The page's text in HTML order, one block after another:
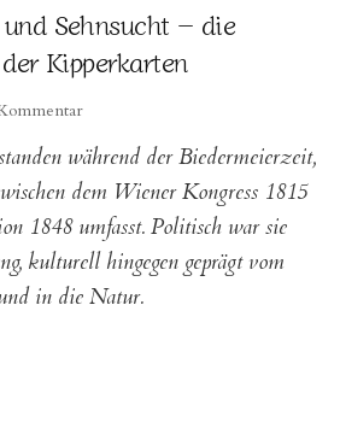
Sehnsucht – die
Kipperkarten
zu
Salon
und
Sehnsucht
–
die
verborgene
während der Biedermeierzeit,
dem Wiener Kongress 1815
1848 umfasst. Politisch war sie
kulturell hingegen geprägt vom
in die Natur.